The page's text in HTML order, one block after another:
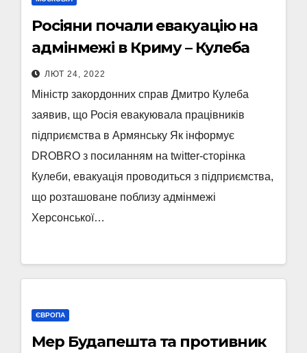
Росіяни почали евакуацію на
адмінмежі в Криму – Кулеба
ЛЮТ 24, 2022
Міністр закордонних справ Дмитро Кулеба
заявив, що Росія евакуювала працівників
підприємства в Армянську Як інформує
DROBRO з посиланням на twitter-сторінка
Кулеби, евакуація проводиться з підприємства,
що розташоване поблизу адмінмежі
Херсонської…
ЄВРОПА
Мер Будапешта та противник